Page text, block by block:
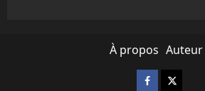
À propos Auteur
Facebook
X